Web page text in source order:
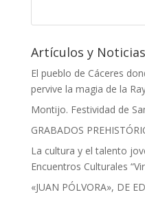
Artículos y
El pueblo de Cáceres
pervive la magia de la
Montijo. Festividad de
GRABADOS
La cultura y el talento
Encuentros Culturales
«JUAN PÓLVORA», DE